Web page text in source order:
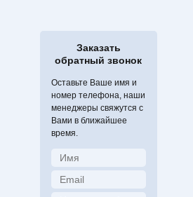
Заказать
обратный звонок
Оставьте Ваше имя и
номер телефона, наши
менеджеры свяжутся с
Вами в ближайшее
время.